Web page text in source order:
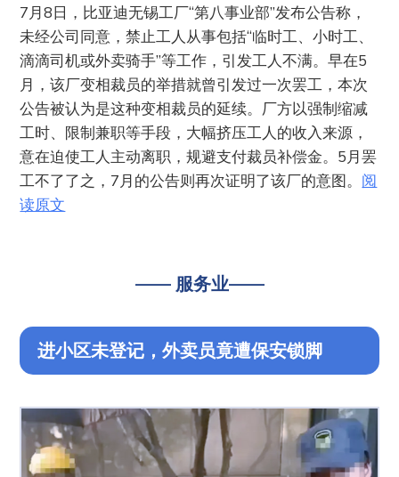
7月8日，比亚迪无锡工厂“第八事业部”发布公告称，
未经公司同意，禁止工人从事包括“临时工、小时工、
滴滴司机或外卖骑手”等工作，引发工人不满。早在5
月，该厂变相裁员的举措就曾引发过一次罢工，本次
公告被认为是这种变相裁员的延续。厂方以强制缩减
工时、限制兼职等手段，大幅挤压工人的收入来源，
意在迫使工人主动离职，规避支付裁员补偿金。5月罢
工不了了之，7月的公告则再次证明了该厂的意图。 阅
读原文
—— 服务业——
进小区未登记，外卖员竟遭保安锁脚